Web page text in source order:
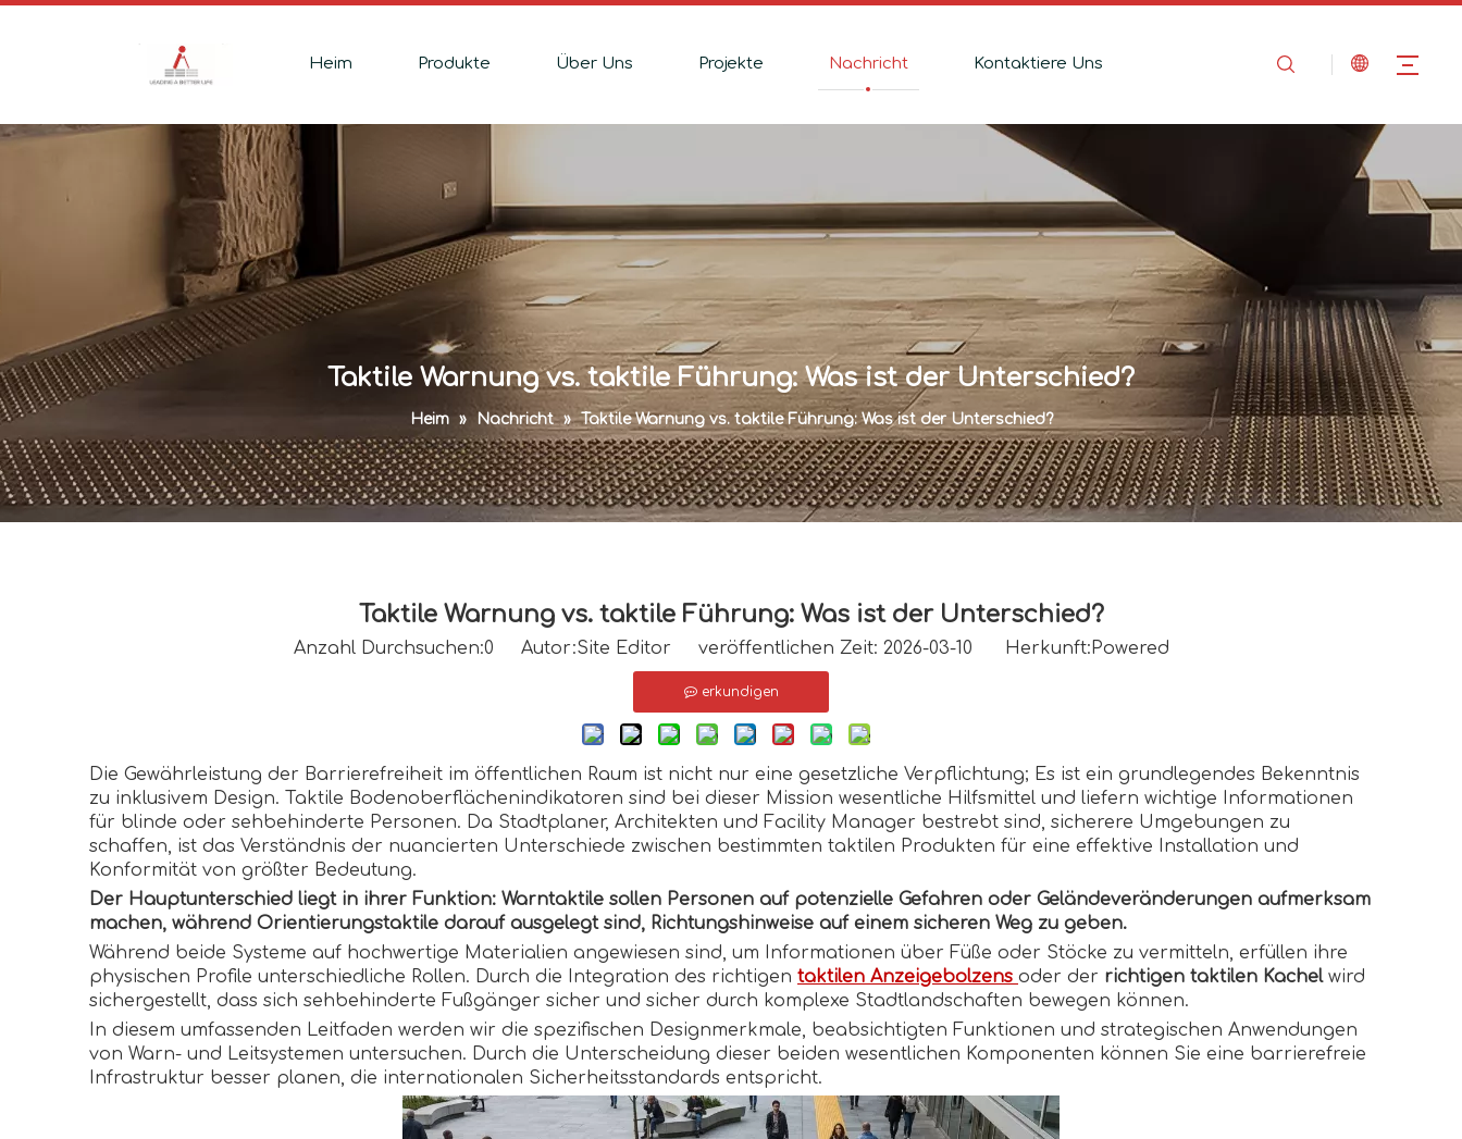
Heim Produkte Über Uns Projekte Nachricht Kontaktiere Uns
Taktile Warnung vs. taktile Führung: Was ist der Unterschied?
Heim » Nachricht » Taktile Warnung vs. taktile Führung: Was ist der Unterschied?
Taktile Warnung vs. taktile Führung: Was ist der Unterschied?
Anzahl Durchsuchen:0 Autor:Site Editor veröffentlichen Zeit: 2026-03-10 Herkunft:Powered
erkundigen
Die Gewährleistung der Barrierefreiheit im öffentlichen Raum ist nicht nur eine gesetzliche Verpflichtung; Es ist ein grundlegendes Bekenntnis
zu inklusivem Design. Taktile Bodenoberflächenindikatoren sind bei dieser Mission wesentliche Hilfsmittel und liefern wichtige Informationen
für blinde oder sehbehinderte Personen. Da Stadtplaner, Architekten und Facility Manager bestrebt sind, sicherere Umgebungen zu
schaffen, ist das Verständnis der nuancierten Unterschiede zwischen bestimmten taktilen Produkten für eine effektive Installation und
Konformität von größter Bedeutung.
Der Hauptunterschied liegt in ihrer Funktion: Warntaktile sollen Personen auf potenzielle Gefahren oder Geländeveränderungen aufmerksam
machen, während Orientierungstaktile darauf ausgelegt sind, Richtungshinweise auf einem sicheren Weg zu geben.
Während beide Systeme auf hochwertige Materialien angewiesen sind, um Informationen über Füße oder Stöcke zu vermitteln, erfüllen ihre
physischen Profile unterschiedliche Rollen. Durch die Integration des richtigen taktilen Anzeigebolzens oder der richtigen taktilen Kachel wird
sichergestellt, dass sich sehbehinderte Fußgänger sicher und sicher durch komplexe Stadtlandschaften bewegen können.
In diesem umfassenden Leitfaden werden wir die spezifischen Designmerkmale, beabsichtigten Funktionen und strategischen Anwendungen
von Warn- und Leitsystemen untersuchen. Durch die Unterscheidung dieser beiden wesentlichen Komponenten können Sie eine barrierefreie
Infrastruktur besser planen, die internationalen Sicherheitsstandards entspricht.